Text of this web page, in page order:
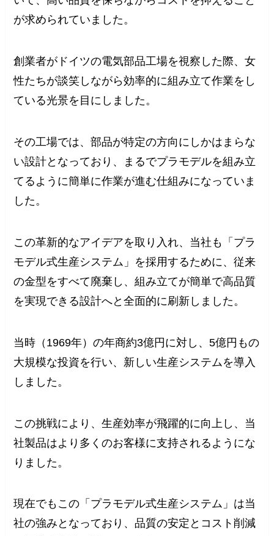
が求められていました。
創業者がドイツの電気部品工場を視察した際、女
性たちが談笑しながら効率的に組み立て作業をし
ている光景を目にしました。
その工場では、部品が特定の方向にしかはまらな
い設計となっており、まるでプラモデルを組み立
てるように簡単に作業が進む仕組みになっていま
した。
この革新的なアイデアを取り入れ、当社も「プラ
モデル式生産システム」を採用するために、従来
の金型をすべて廃棄し、組み立てが簡単で高品質
を実現できる設計へと全面的に刷新しました。
当時（1969年）の年商約3億円に対し、5億円もの
大規模な投資を行い、新しい生産システムを導入
しました。
この挑戦により、生産効率が飛躍的に向上し、当
社製品はより多くのお客様に支持されるようにな
りました。
現在でもこの「プラモデル式生産システム」は当
社の強みとなっており、品質の安定とコスト削減